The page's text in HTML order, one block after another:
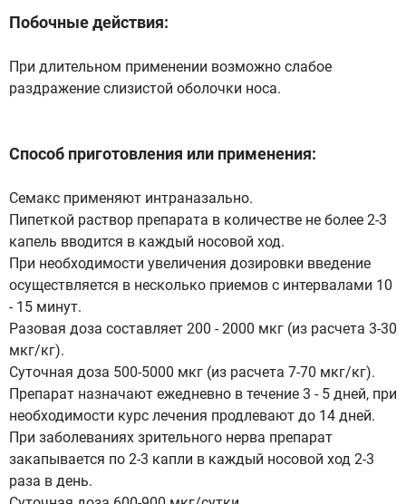
Побочные действия:
При длительном применении возможно слабое
раздражение слизистой оболочки носа.
Способ приготовления или применения:
Семакс применяют интраназально.
Пипеткой раствор препарата в количестве не более 2-3
капель вводится в каждый носовой ход.
При необходимости увеличения дозировки введение
осуществляется в несколько приемов с интервалами 10
- 15 минут.
Разовая доза составляет 200 - 2000 мкг (из расчета 3-30
мкг/кг).
Суточная доза 500-5000 мкг (из расчета 7-70 мкг/кг).
Препарат назначают ежедневно в течение 3 - 5 дней, при
необходимости курс лечения продлевают до 14 дней.
При заболеваниях зрительного нерва препарат
закапывается по 2-3 капли в каждый носовой ход 2-3
раза в день.